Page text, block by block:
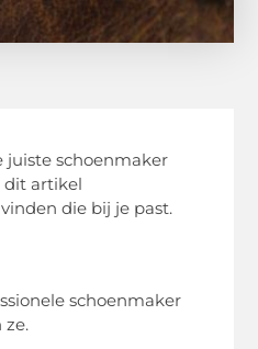
juiste schoenmaker
dit artikel
die bij je past.
schoenmaker